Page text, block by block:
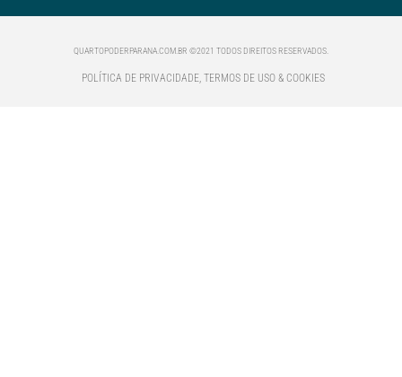
QUARTOPODERPARANA.COM.BR ©2021 TODOS DIREITOS RESERVADOS.
POLÍTICA DE PRIVACIDADE, TERMOS DE USO & COOKIES